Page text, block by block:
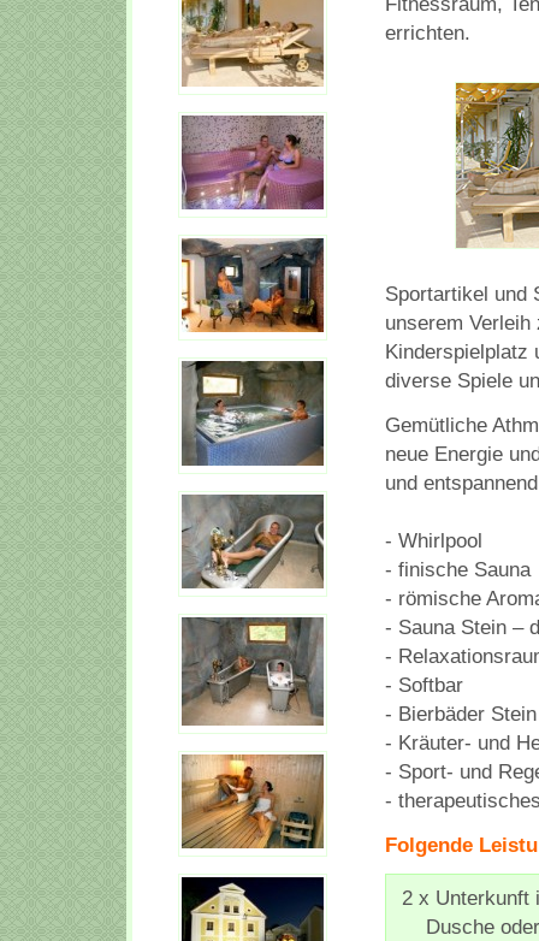
errichten.
Sportartikel und
unserem
Kinderspielplatz
diverse Spiele
Gemütliche
neue Energie
und
- Whirlpool
- finische Sauna
- römische
- Sauna Stein –
-
- Softbar
- Bierbäder Stein
- Kräuter- und
- Sport- und
-
Folgende
2 x Unterkunft
Dusche oder